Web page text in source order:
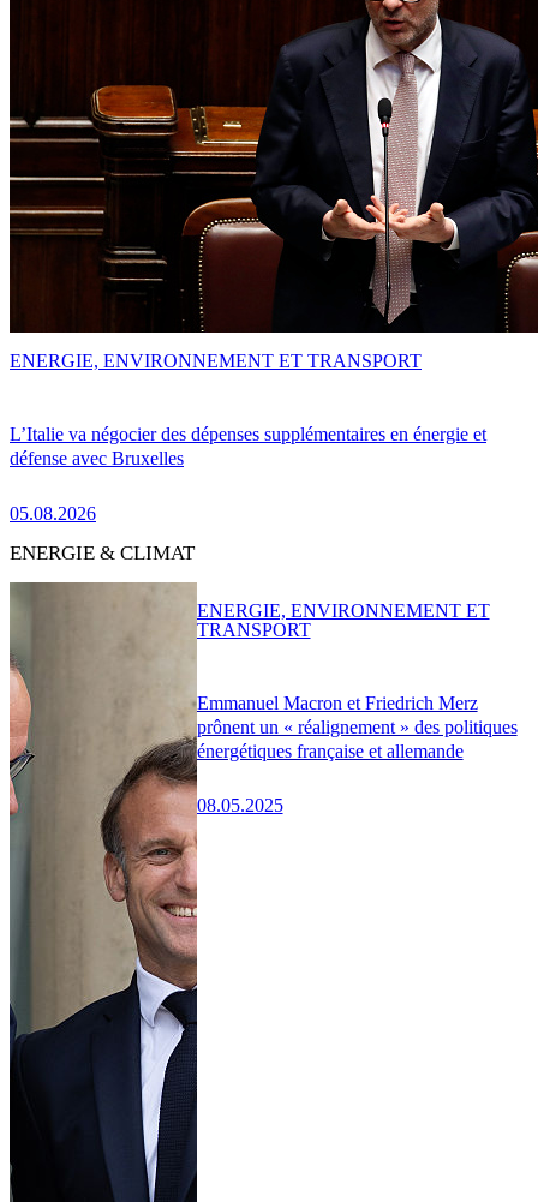
L’Italie va négocier des dépenses supplémentaires en énergie et
défense avec Bruxelles
05.08.2026
ENERGIE, ENVIRONNEMENT ET TRANSPORT
ENERGIE & CLIMAT
Emmanuel Macron et Friedrich Merz
prônent un « réalignement » des politiques
énergétiques française et allemande
08.05.2025
ENERGIE, ENVIRONNEMENT ET
TRANSPORT